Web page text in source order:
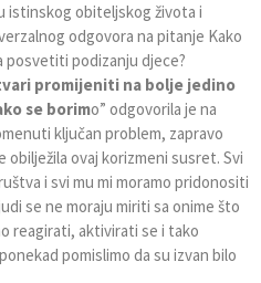
istinskog obiteljskog života i
odgovora na pitanje Kako
posvetiti podizanju djece?
promijeniti na bolje jedino
se borimo” odgovorila je na
ključan problem, zapravo
obilježila ovaj korizmeni susret. Svi
i svi mu mi moramo pridonositi
se ne moraju miriti sa onime što
reagirati, aktivirati se i tako
pomislimo da su izvan bilo